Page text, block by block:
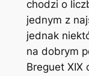
chodzi o
jednym z
jednak
na dobrym
Breguet XIX